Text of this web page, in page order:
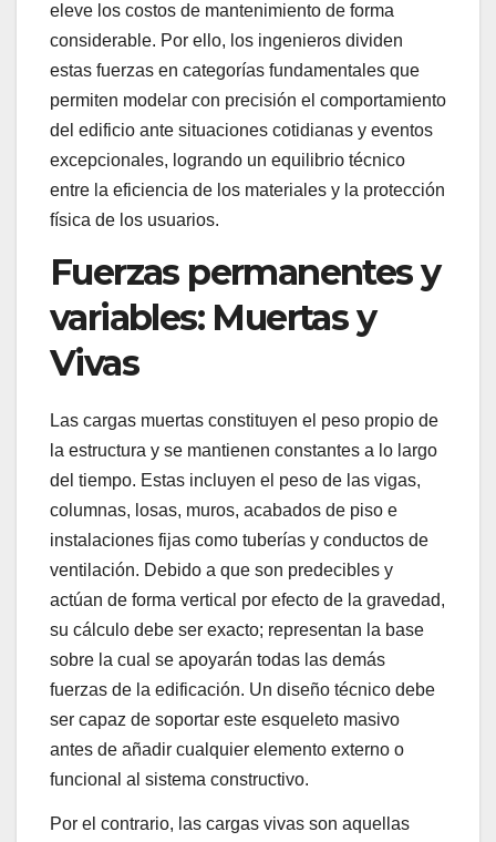
eleve los costos de mantenimiento de forma
considerable. Por ello, los ingenieros dividen
estas fuerzas en categorías fundamentales que
permiten modelar con precisión el comportamiento
del edificio ante situaciones cotidianas y eventos
excepcionales, logrando un equilibrio técnico
entre la eficiencia de los materiales y la protección
física de los usuarios.
Fuerzas permanentes y
variables: Muertas y
Vivas
Las cargas muertas constituyen el peso propio de
la estructura y se mantienen constantes a lo largo
del tiempo. Estas incluyen el peso de las vigas,
columnas, losas, muros, acabados de piso e
instalaciones fijas como tuberías y conductos de
ventilación. Debido a que son predecibles y
actúan de forma vertical por efecto de la gravedad,
su cálculo debe ser exacto; representan la base
sobre la cual se apoyarán todas las demás
fuerzas de la edificación. Un diseño técnico debe
ser capaz de soportar este esqueleto masivo
antes de añadir cualquier elemento externo o
funcional al sistema constructivo.
Por el contrario, las cargas vivas son aquellas